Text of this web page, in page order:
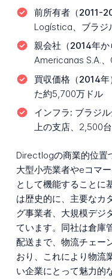
前所有者（2011-
Logística、ブラジ
親会社（2014年か
Americanas S.A.
買収価格（2014年
た約5,700万ドル
インフラ: ブラジ
上の支店、2,500
Directlogの商業的位置
大型小売業者やeコマ
として機能することに
は歴史的に、主要なカ
グ事業者、大規模デジ
ています。同社は倉庫
配送まで、物流チェー
おり、これにより物流
い企業にとって魅力的